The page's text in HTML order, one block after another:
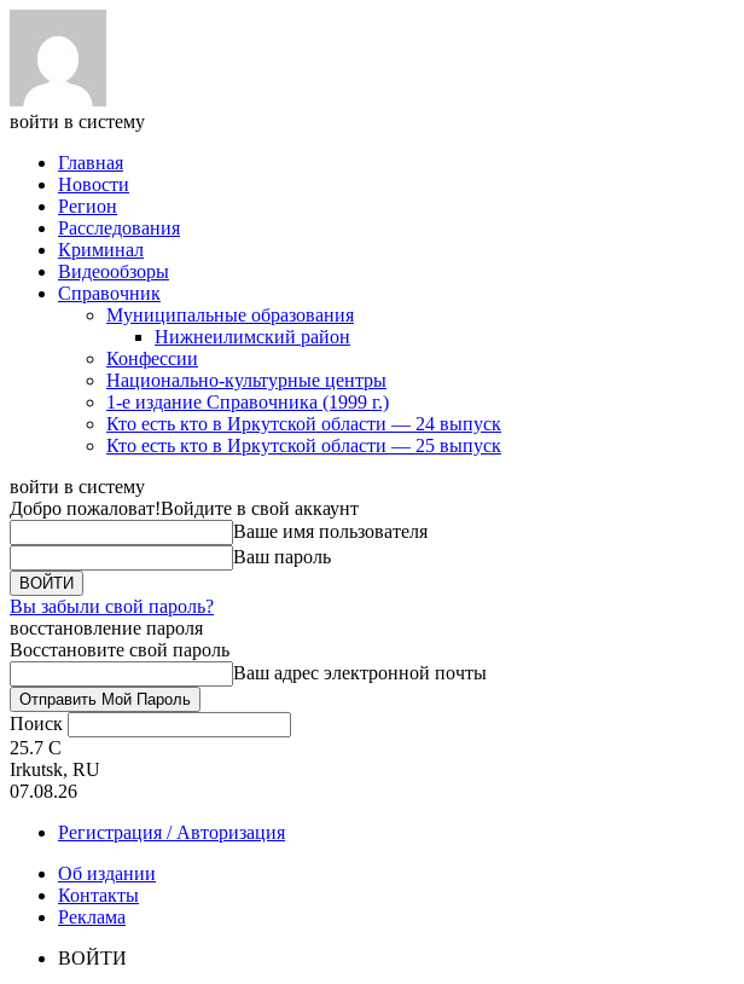
войти в систему
Главная
Новости
Регион
Расследования
Криминал
Видеообзоры
Справочник
Муниципальные образования
Нижнеилимский район
Конфессии
Национально-культурные центры
1-е издание Справочника (1999 г.)
Кто есть кто в Иркутской области — 24 выпуск
Кто есть кто в Иркутской области — 25 выпуск
войти в систему
Добро пожаловат!Войдите в свой аккаунт
Ваше имя пользователя
Ваш пароль
Вы забыли свой пароль?
восстановление пароля
Восстановите свой пароль
Ваш адрес электронной почты
Поиск
25.7 C
Irkutsk, RU
07.08.26
Регистрация / Авторизация
Об издании
Контакты
Реклама
ВОЙТИ